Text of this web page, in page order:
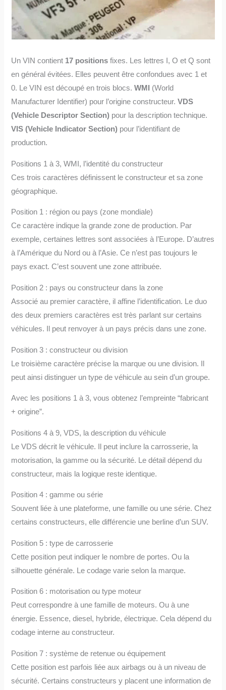
Un VIN contient 17 positions fixes. Les lettres I, O et Q sont
en général évitées. Elles peuvent être confondues avec 1 et
0. Le VIN est découpé en trois blocs.WMI
(World
Manufacturer Identifier) pour l’origine constructeur.VDS
(Vehicle Descriptor Section) pour la description technique.
VIS (Vehicle Indicator Section) pour l’identifiant de
production.
Positions 1 à 3, WMI, l’identité du constructeur
Ces trois caractères définissent le constructeur et sa zone
géographique.
Position 1 : région ou pays (zone mondiale)
Ce caractère indique la grande zone de production. Par
exemple, certaines lettres sont associées à l’Europe. D’autres
à l’Amérique du Nord ou à l’Asie. Ce n’est pas toujours le
pays exact. C’est souvent une zone attribuée.
Position 2 : pays ou constructeur dans la zone
Associé au premier caractère, il affine l’identification. Le duo
des deux premiers caractères est très parlant sur certains
véhicules. Il peut renvoyer à un pays précis dans une zone.
Position 3 : constructeur ou division
Le troisième caractère précise la marque ou une division. Il
peut ainsi distinguer un type de véhicule au sein d’un groupe.
Avec les positions 1 à 3, vous obtenez l’empreinte “fabricant
+ origine”.
Positions 4 à 9, VDS, la description du véhicule
Le VDS décrit le véhicule. Il peut inclure la carrosserie, la
motorisation, la gamme ou la sécurité. Le détail dépend du
constructeur, mais la logique reste identique.
Position 4 : gamme ou série
Souvent liée à une plateforme, une famille ou une série. Chez
certains constructeurs, elle différencie une berline d’un SUV.
Position 5 : type de carrosserie
Cette position peut indiquer le nombre de portes. Ou la
silhouette générale. Le codage varie selon la marque.
Position 6 : motorisation ou type moteur
Peut correspondre à une famille de moteurs. Ou à une
énergie. Essence, diesel, hybride, électrique. Cela dépend du
codage interne au constructeur.
Position 7 : système de retenue ou équipement
Cette position est parfois liée aux airbags ou à un niveau de
sécurité. Certains constructeurs y placent une information de